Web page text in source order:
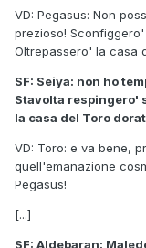
VD: Pegasus: Non
prezioso!
Oltrepassero' la casa
SF: Seiya: non ho
Stavolta respingero'
la casa del Toro
VD: Toro: e va bene,
quell'emanazione
Pegasus!
[...]
SF: Aldebaran: